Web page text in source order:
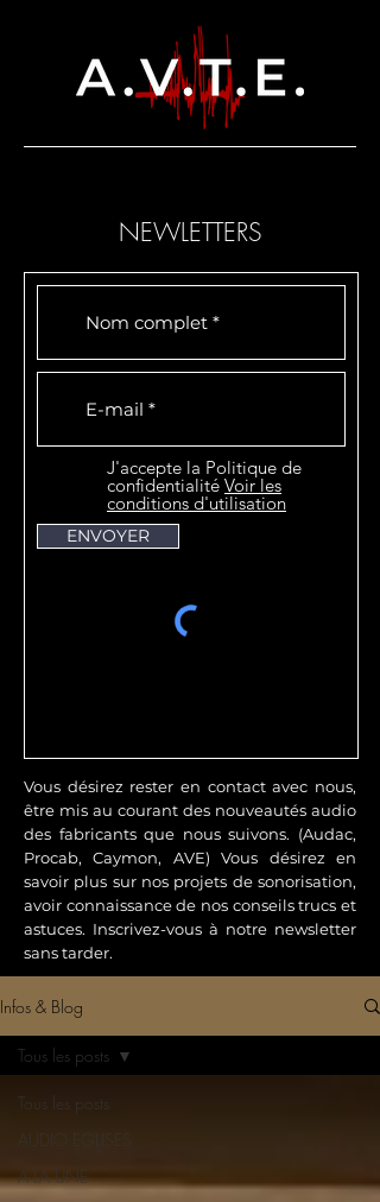
NEWLETTERS
J'accepte la Politique de
confidentialité Voir les
conditions d'utilisation
ENVOYER
Vous désirez rester en contact avec nous,
être mis au courant des nouveautés audio
des fabricants que nous suivons. (Audac,
Procab, Caymon, AVE) Vous désirez en
savoir plus sur nos projets de sonorisation,
avoir connaissance de nos conseils trucs et
astuces. Inscrivez-vous à notre newsletter
sans tarder.
Infos & Blog
Tous les posts
AUDIO EGLISES
A LA UNE
Tous les posts